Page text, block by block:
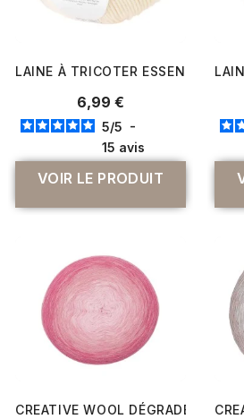
LAINE À TRICOTER ESSENTIALS
6,99 €
5/5 -
15 avis
VOIR LE PRODUIT
CREATIVE WOOL DÉGRADÉ 200